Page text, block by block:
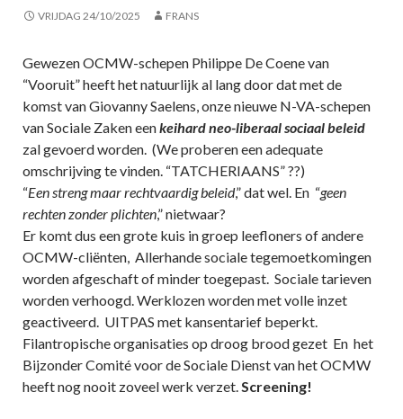
VRIJDAG 24/10/2025 FRANS
Gewezen OCMW-schepen Philippe De Coene van
“Vooruit” heeft het natuurlijk al lang door dat met de
komst van Giovanny Saelens, onze nieuwe N-VA-schepen
van Sociale Zaken eenkeihard neo-liberaal sociaal beleid
zal gevoerd worden. (We proberen een adequate
omschrijving te vinden. “TATCHERIAANS” ??)
“Een streng maar rechtvaardig beleid,” dat wel. En “geen
rechten zonder plichten,” nietwaar?
Er komt dus een grote kuis in groep leefloners of andere
OCMW-cliënten, Allerhande sociale tegemoetkomingen
worden afgeschaft of minder toegepast. Sociale tarieven
worden verhoogd. Werklozen worden met volle inzet
geactiveerd. UITPAS met kansentarief beperkt.
Filantropische organisaties op droog brood gezet En het
Bijzonder Comité voor de Sociale Dienst van het OCMW
heeft nog nooit zoveel werk verzet.Screening!